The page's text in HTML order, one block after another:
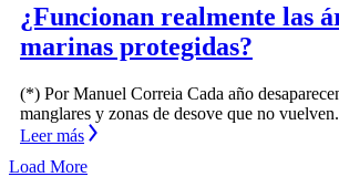
¿Funcionan realmente las
marinas protegidas?
(*) Por Manuel Correia Cada año
manglares y zonas de desove que no
Leer más
Load More